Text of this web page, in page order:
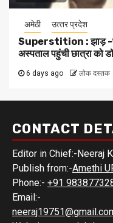
अमेठी उत्‍तर प्रदेश
Superstition : झाड़ -
अस्पताल पहुंची छात्रा को
6 days ago लोक दस्तक
CONTACT
Editor in Chief:-Neeraj
Publish from:-Amethi
Phone:- +91
Email:-